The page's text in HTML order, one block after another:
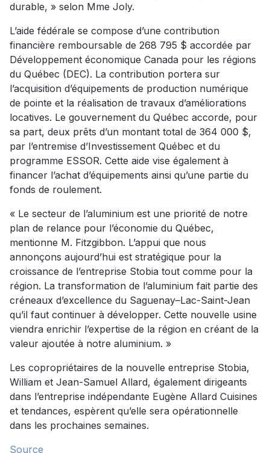
durable, » selon Mme Joly.
L’aide fédérale se compose d’une contribution
financière remboursable de 268 795 $ accordée par
Développement économique Canada pour les régions
du Québec (DEC). La contribution portera sur
l’acquisition d’équipements de production numérique
de pointe et la réalisation de travaux d’améliorations
locatives. Le gouvernement du Québec accorde, pour
sa part, deux prêts d’un montant total de 364 000 $,
par l’entremise d’Investissement Québec et du
programme ESSOR. Cette aide vise également à
financer l’achat d’équipements ainsi qu’une partie du
fonds de roulement.
« Le secteur de l’aluminium est une priorité de notre
plan de relance pour l’économie du Québec,
mentionne M. Fitzgibbon. L’appui que nous
annonçons aujourd’hui est stratégique pour la
croissance de l’entreprise Stobia tout comme pour la
région. La transformation de l’aluminium fait partie des
créneaux d’excellence du Saguenay–Lac-Saint-Jean
qu’il faut continuer à développer. Cette nouvelle usine
viendra enrichir l’expertise de la région en créant de la
valeur ajoutée à notre aluminium. »
Les copropriétaires de la nouvelle entreprise Stobia,
William et Jean-Samuel Allard, également dirigeants
dans l’entreprise indépendante Eugène Allard Cuisines
et tendances, espèrent qu’elle sera opérationnelle
dans les prochaines semaines.
Source